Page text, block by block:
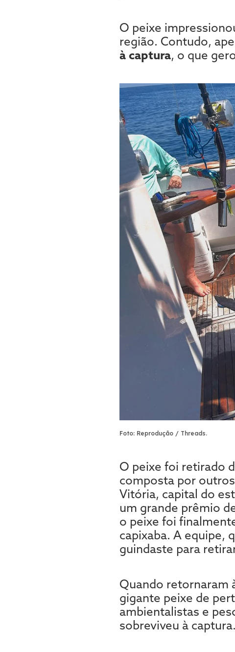
O peixe
região. Contudo,
à captura, o que
Foto: Reprodução / Threads.
O peixe foi retirado
composta por
Vitória, capital do
um grande prêmio
o peixe foi
capixaba. A equipe,
guindaste para
Quando retornaram
gigante peixe de
ambientalistas e
sobreviveu à captura.